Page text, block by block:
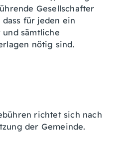
Gesellschafter
für jeden ein
sämtliche
nötig sind.
richtet sich nach
der Gemeinde.